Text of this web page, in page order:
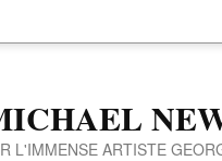
L'IMMENSE ARTISTE